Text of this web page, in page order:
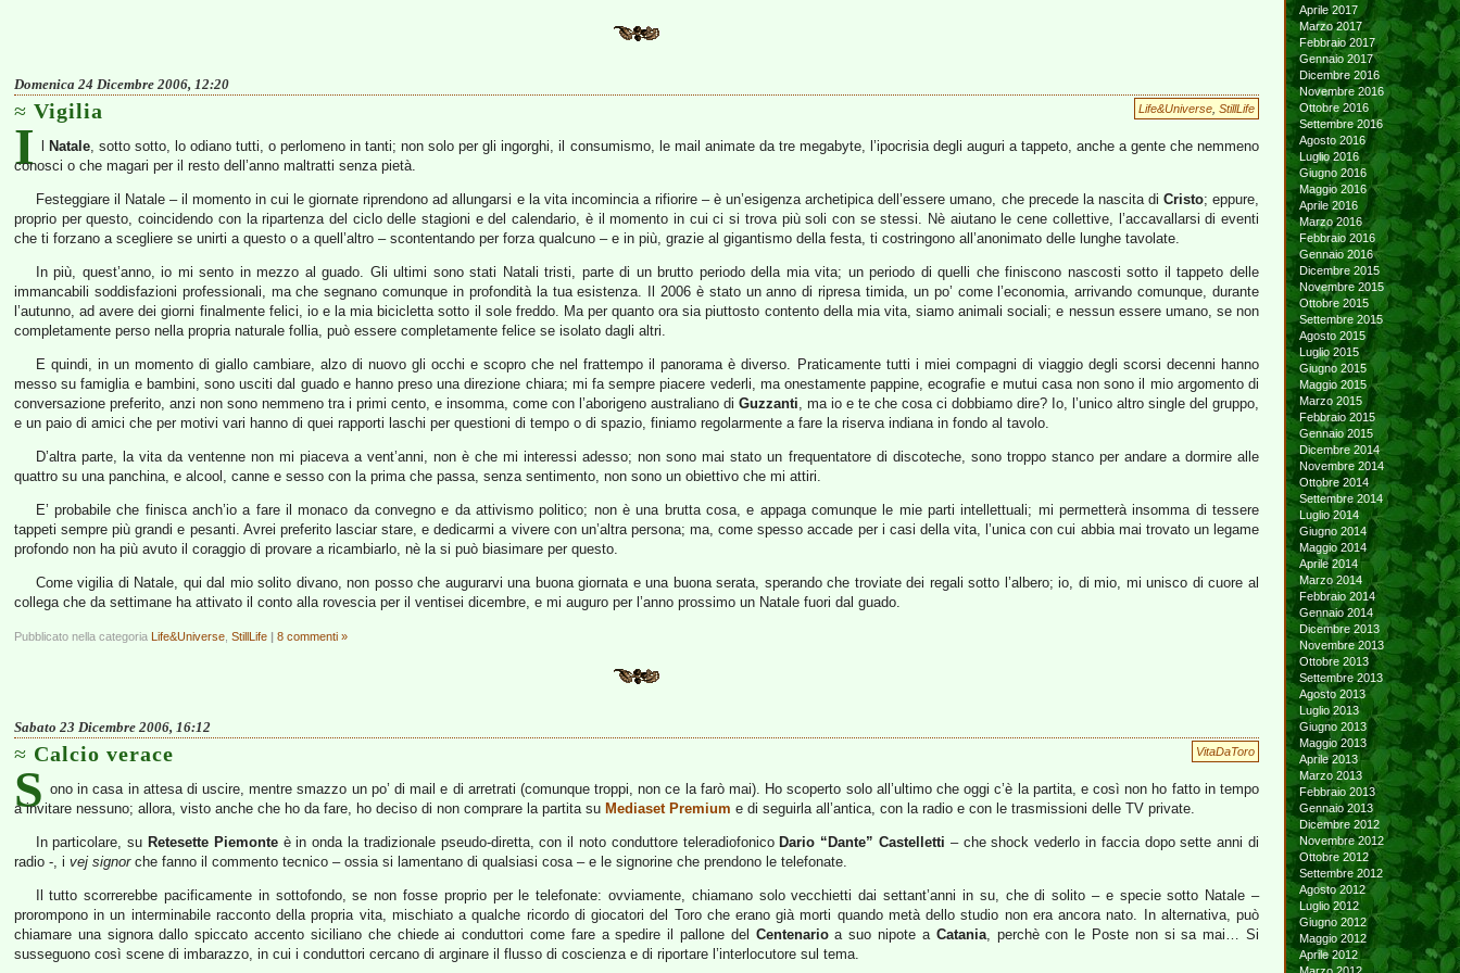
Domenica 24 Dicembre 2006, 12:20
Life&Universe StillLife
Vigilia
I Natale, sotto sotto, lo odiano tutti, o perlomeno in tanti; non solo per gli ingorghi, il consumismo, le mail animate da tre megabyte, l’ipocrisia degli auguri a tappeto, anche a gente che nemmeno
conosci o che magari per il resto dell’anno maltratti senza pietà.
Festeggiare il Natale – il momento in cui le giornate riprendono ad allungarsi e la vita incomincia a rifiorire – è un’esigenza archetipica dell’essere umano, che precede la nascita di Cristo; eppure,
proprio per questo, coincidendo con la ripartenza del ciclo delle stagioni e del calendario, è il momento in cui ci si trova più soli con se stessi. Nè aiutano le cene collettive, l’accavallarsi di eventi
che ti forzano a scegliere se unirti a questo o a quell’altro – scontentando per forza qualcuno – e in più, grazie al gigantismo della festa, ti costringono all’anonimato delle lunghe tavolate.
In più, quest’anno, io mi sento in mezzo al guado. Gli ultimi sono stati Natali tristi, parte di un brutto periodo della mia vita; un periodo di quelli che finiscono nascosti sotto il tappeto delle
immancabili soddisfazioni professionali, ma che segnano comunque in profondità la tua esistenza. Il 2006 è stato un anno di ripresa timida, un po’ come l’economia, arrivando comunque, durante
l’autunno, ad avere dei giorni finalmente felici, io e la mia bicicletta sotto il sole freddo. Ma per quanto ora sia piuttosto contento della mia vita, siamo animali sociali; e nessun essere umano, se non
completamente perso nella propria naturale follia, può essere completamente felice se isolato dagli altri.
E quindi, in un momento di giallo cambiare, alzo di nuovo gli occhi e scopro che nel frattempo il panorama è diverso. Praticamente tutti i miei compagni di viaggio degli scorsi decenni hanno
messo su famiglia e bambini, sono usciti dal guado e hanno preso una direzione chiara; mi fa sempre piacere vederli, ma onestamente pappine, ecografie e mutui casa non sono il mio argomento di
conversazione preferito, anzi non sono nemmeno tra i primi cento, e insomma, come con l’aborigeno australiano di Guzzanti, ma io e te che cosa ci dobbiamo dire? Io, l’unico altro single del gruppo,
e un paio di amici che per motivi vari hanno di quei rapporti laschi per questioni di tempo o di spazio, finiamo regolarmente a fare la riserva indiana in fondo al tavolo.
D’altra parte, la vita da ventenne non mi piaceva a vent’anni, non è che mi interessi adesso; non sono mai stato un frequentatore di discoteche, sono troppo stanco per andare a dormire alle
quattro su una panchina, e alcool, canne e sesso con la prima che passa, senza sentimento, non sono un obiettivo che mi attiri.
E’ probabile che finisca anch’io a fare il monaco da convegno e da attivismo politico; non è una brutta cosa, e appaga comunque le mie parti intellettuali; mi permetterà insomma di tessere
tappeti sempre più grandi e pesanti. Avrei preferito lasciar stare, e dedicarmi a vivere con un’altra persona; ma, come spesso accade per i casi della vita, l’unica con cui abbia mai trovato un legame
profondo non ha più avuto il coraggio di provare a ricambiarlo, nè la si può biasimare per questo.
Come vigilia di Natale, qui dal mio solito divano, non posso che augurarvi una buona giornata e una buona serata, sperando che troviate dei regali sotto l’albero; io, di mio, mi unisco di cuore al
collega che da settimane ha attivato il conto alla rovescia per il ventisei dicembre, e mi auguro per l’anno prossimo un Natale fuori dal guado.
Pubblicato nella categoria Life&Universe StillLife | 8 commenti »
Sabato 23 Dicembre 2006, 16:12
VitaDaToro
Calcio verace
S ono in casa in attesa di uscire, mentre smazzo un po’ di mail e di arretrati (comunque troppi, non ce la farò mai). Ho scoperto solo all’ultimo che oggi c’è la partita, e così non ho fatto in tempo
a invitare nessuno; allora, visto anche che ho da fare, ho deciso di non comprare la partita su Mediaset Premium e di seguirla all’antica, con la radio e con le trasmissioni delle TV private.
In particolare, su Retesette Piemonteè in onda la tradizionale pseudo-diretta, con il noto conduttore teleradiofonico Dario “Dante” Castelletti – che shock vederlo in faccia dopo sette anni di
radio -, i vej signorche fanno il commento tecnico – ossia si lamentano di qualsiasi cosa – e le signorine che prendono le telefonate.
Il tutto scorrerebbe pacificamente in sottofondo, se non fosse proprio per le telefonate: ovviamente, chiamano solo vecchietti dai settant’anni in su, che di solito – e specie sotto Natale –
prorompono in un interminabile racconto della propria vita, mischiato a qualche ricordo di giocatori del Toro che erano già morti quando metà dello studio non era ancora nato. In alternativa, può
chiamare una signora dallo spiccato accento siciliano che chiede ai conduttori come fare a spedire il pallone del Centenarioa suo nipote a Catania, perchè con le Poste non si sa mai… Si
susseguono così scene di imbarazzo, in cui i conduttori cercano di arginare il flusso di coscienza e di riportare l’interlocutore sul tema.
Aprile 2017
Marzo 2017
Febbraio 2017
Gennaio 2017
Dicembre 2016
Novembre 2016
Ottobre 2016
Settembre 2016
Agosto 2016
Luglio 2016
Giugno 2016
Maggio 2016
Aprile 2016
Marzo 2016
Febbraio 2016
Gennaio 2016
Dicembre 2015
Novembre 2015
Ottobre 2015
Settembre 2015
Agosto 2015
Luglio 2015
Giugno 2015
Maggio 2015
Marzo 2015
Febbraio 2015
Gennaio 2015
Dicembre 2014
Novembre 2014
Ottobre 2014
Settembre 2014
Luglio 2014
Giugno 2014
Maggio 2014
Aprile 2014
Marzo 2014
Febbraio 2014
Gennaio 2014
Dicembre 2013
Novembre 2013
Ottobre 2013
Settembre 2013
Agosto 2013
Luglio 2013
Giugno 2013
Maggio 2013
Aprile 2013
Marzo 2013
Febbraio 2013
Gennaio 2013
Dicembre 2012
Novembre 2012
Ottobre 2012
Settembre 2012
Agosto 2012
Luglio 2012
Giugno 2012
Maggio 2012
Aprile 2012